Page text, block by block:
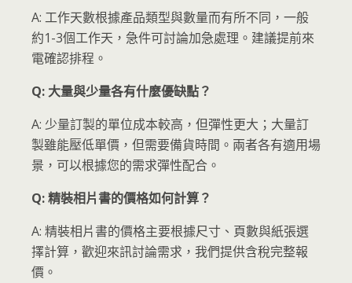
A: 工作天數根據產品類型與數量而有所不同，一般
約1-3個工作天，急件可討論加急處理。建議提前來
電確認排程。
Q: 大量與少量各有什麼優缺點？
A: 少量訂製的單位成本較高，但彈性更大；大量訂
製雖能壓低單價，但需要備貨時間。兩者各有適用場
景，可以根據您的需求彈性配合。
Q: 精裝相片書的價格如何計算？
A: 精裝相片書的價格主要根據尺寸、頁數與紙張選
擇計算，歡迎來訊討論需求，我們提供含稅完整報
價。